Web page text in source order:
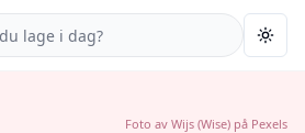
Foto av Wijs (Wise) på Pexels